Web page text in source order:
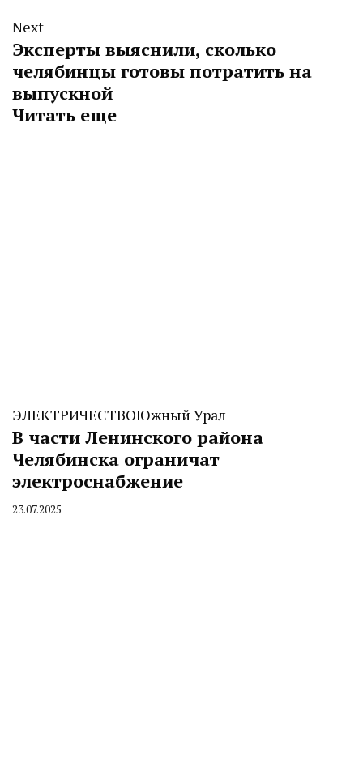
Next
Эксперты выяснили, сколько
челябинцы готовы потратить на
выпускной
Читать еще
ЭЛЕКТРИЧЕСТВОЮжный Урал
В части Ленинского района
Челябинска ограничат
электроснабжение
By
23.07.2025